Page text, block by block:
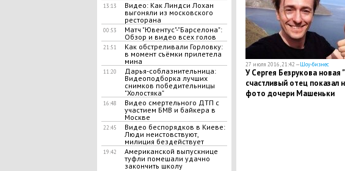
13:13
Видео: Как Линдси Лохан
выгоняли из московского
ресторана
00:53
Матч "Ювентус"-"Барселона":
Обзор и видео всех голов
21:51
Как обстреливали Горловку:
в момент съёмки прилетела
мина
11:20
Дарья-соблазнительница:
Видеоподборка лучших
снимков победительницы
"Холостяка"
16:48
Видео смертельного ДТП с
участием БМВ и байкера в
Москве
22:45
Видео беспорядков в Киеве:
Люди неистовствуют,
милиция бездействует
19:42
Американской выпускнице
туфли помешали удачно
закончить школу
27 июля 2016, 21:42 —Шоу-бизнес
У Сергея Безрукова новая
счастливый отец показал
фото дочери Машеньки